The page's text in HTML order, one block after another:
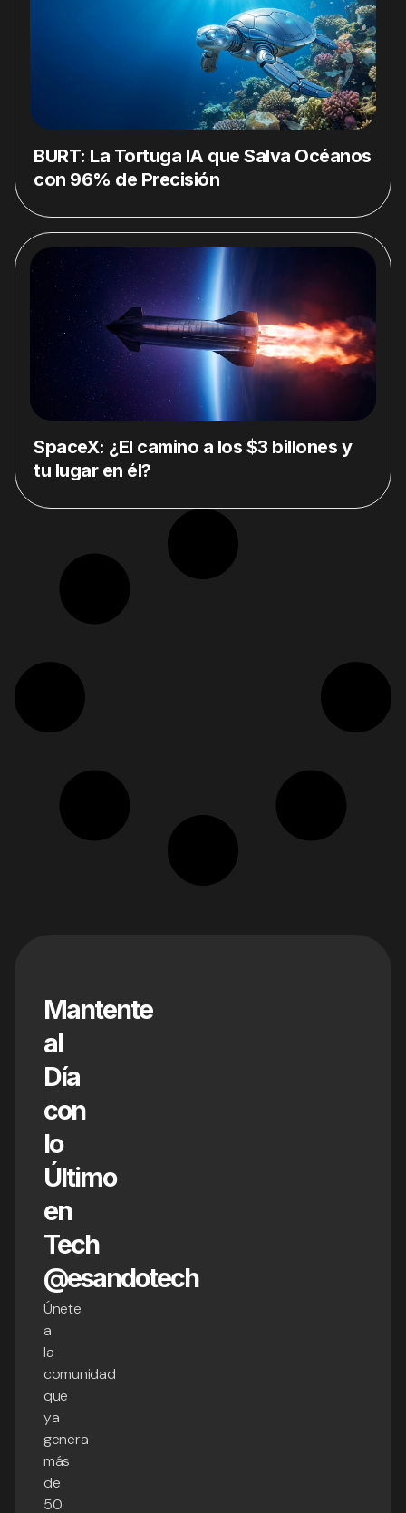
BURT: La Tortuga IA que Salva Océanos
con 96% de Precisión
SpaceX: ¿El camino a los $3 billones y
tu lugar en él?
Mantente
al
Día
con
lo
Último
en
Tech
@esandotech
Únete
a
la
comunidad
que
ya
genera
más
de
50